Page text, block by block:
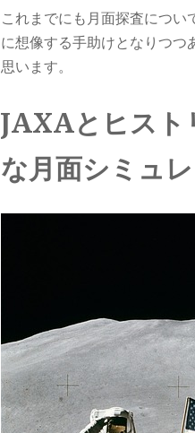
これまでにも月面探査につ
に想像する手助けとなりつつ
思います。
JAXAとヒスト
な月面シミュ